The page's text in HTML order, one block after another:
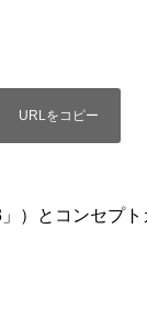
）とコンセプ